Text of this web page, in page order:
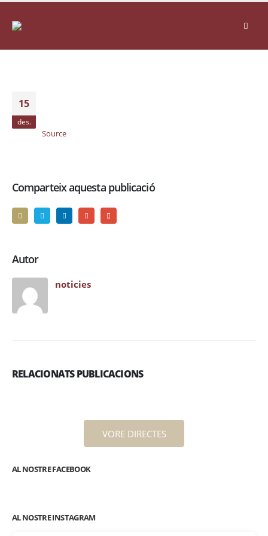
15
des.
Source
Comparteix aquesta publicació
Autor
noticies
RELACIONATS PUBLICACIONS
VORE DIRECTES
AL NOSTRE FACEBOOK
AL NOSTRE INSTAGRAM